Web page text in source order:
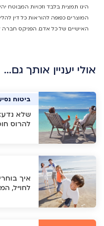
הינו תמצית בלבד וזכויות המבוטח
המוצרים כפופה להוראות כל דין
האישיים של כל אדם. הפניקס חברה
אולי יעניין אותך גם…
ביטוח
להרוס
ביטוח
איך
לחו"ל,
ביטוח
ביטוח